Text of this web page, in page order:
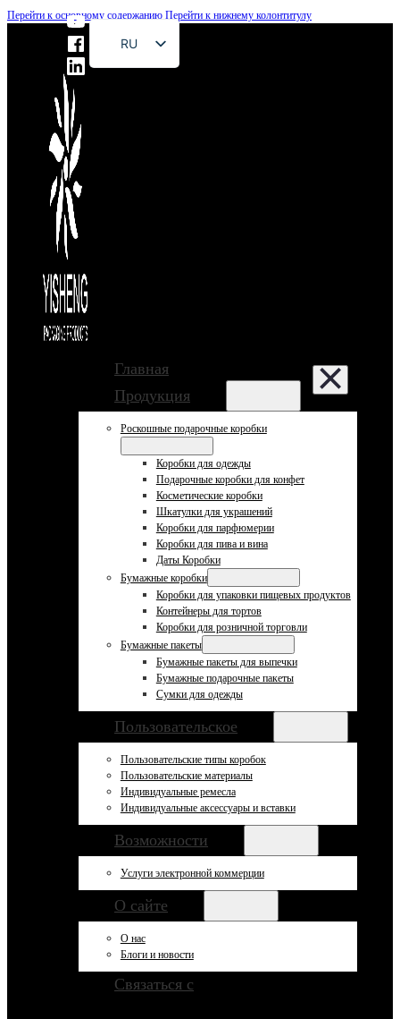
Перейти к основному содержаниюПерейти к нижнему колонтитулу
RU
EN
Главная
Продукция
Роскошные подарочные коробки
Коробки для одежды
Подарочные коробки для конфет
Косметические коробки
Шкатулки для украшений
Коробки для парфюмерии
Коробки для пива и вина
Даты Коробки
Бумажные коробки
Коробки для упаковки пищевых продуктов
Контейнеры для тортов
Коробки для розничной торговли
Бумажные пакеты
Бумажные пакеты для выпечки
Бумажные подарочные пакеты
Сумки для одежды
Пользовательское
Пользовательские типы коробок
Пользовательские материалы
Индивидуальные ремесла
Индивидуальные аксессуары и вставки
Возможности
Услуги электронной коммерции
О сайте
О нас
Блоги и новости
Связаться с